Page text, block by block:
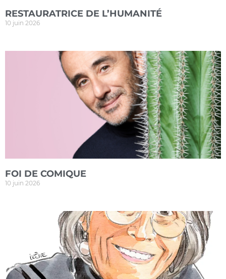
RESTAURATRICE DE L’HUMANITÉ
10 juin 2026
FOI DE COMIQUE
10 juin 2026